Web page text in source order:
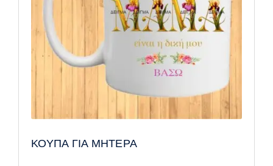
ΚΟΥΠΑ ΓΙΑ ΜΗΤΕΡΑ